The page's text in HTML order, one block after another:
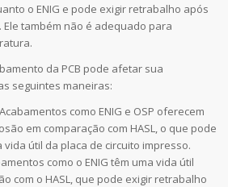
o ENIG e pode exigir retrabalho após
também não é adequado para
da PCB pode afetar sua
seguintes maneiras:
como ENIG e OSP oferecem
em comparação com HASL, o que pode
útil da placa de circuito impresso.
como o ENIG têm uma vida útil
com o HASL, que pode exigir retrabalho